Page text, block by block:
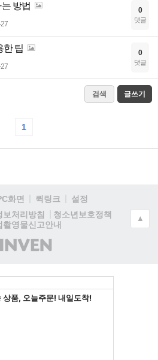
방법 0
댓글
한 팁 0
댓글
검색 글쓰기
1
화면 퀵링크
설정
보처리방침
청소년보호정책
촬영물신고안내
(주)
인
▲